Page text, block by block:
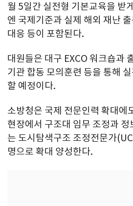
월 5일간 실전형 기본교육을 받
엔 국제기준과 실제 해외 재난
대응 등이 포함된다.
대원들은 대구 EXCO 워크숍과
기관 합동 모의훈련 등을 통해
할 예정이다.
소방청은 국제 전문인력 확대에
현장에서 구조대 임무 조정과
는 도시탐색구조 조정전문가
명으로 확대 양성한다.